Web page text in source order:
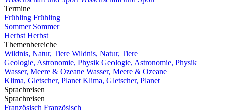
Termine
Frühling Frühling
Sommer Sommer
Herbst Herbst
Themenbereiche
Wildnis, Natur, Tiere Wildnis, Natur, Tiere
Geologie, Astronomie, Physik Geologie, Astronomie, Physik
Wasser, Meere & Ozeane Wasser, Meere & Ozeane
Klima, Gletscher, Planet Klima, Gletscher, Planet
Sprachreisen
Sprachreisen
Französisch Französisch